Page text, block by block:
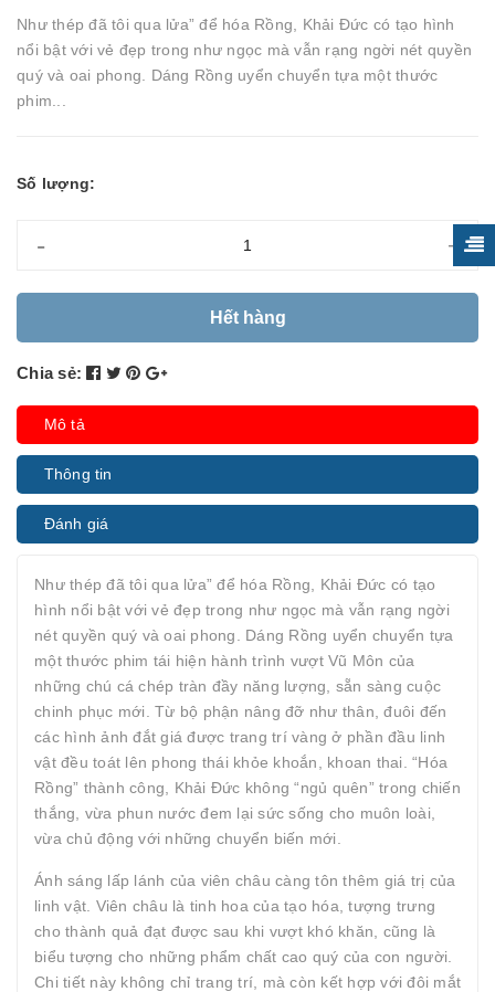
Như thép đã tôi qua lửa” để hóa Rồng, Khải Đức có tạo hình
nổi bật với vẻ đẹp trong như ngọc mà vẫn rạng ngời nét quyền
quý và oai phong. Dáng Rồng uyển chuyển tựa một thước
phim...
Số lượng:
- +
Hết hàng
Chia sẻ:
Mô tả
Thông tin
Đánh giá
Như thép đã tôi qua lửa” để hóa Rồng, Khải Đức có tạo
hình nổi bật với vẻ đẹp trong như ngọc mà vẫn rạng ngời
nét quyền quý và oai phong. Dáng Rồng uyển chuyển tựa
một thước phim tái hiện hành trình vượt Vũ Môn của
những chú cá chép tràn đầy năng lượng, sẵn sàng cuộc
chinh phục mới. Từ bộ phận nâng đỡ như thân, đuôi đến
các hình ảnh đắt giá được trang trí vàng ở phần đầu linh
vật đều toát lên phong thái khỏe khoắn, khoan thai. “Hóa
Rồng” thành công, Khải Đức không “ngủ quên” trong chiến
thắng, vừa phun nước đem lại sức sống cho muôn loài,
vừa chủ động với những chuyển biến mới.
Ánh sáng lấp lánh của viên châu càng tôn thêm giá trị của
linh vật. Viên châu là tinh hoa của tạo hóa, tượng trưng
cho thành quả đạt được sau khi vượt khó khăn, cũng là
biểu tượng cho những phẩm chất cao quý của con người.
Chi tiết này không chỉ trang trí, mà còn kết hợp với đôi mắt